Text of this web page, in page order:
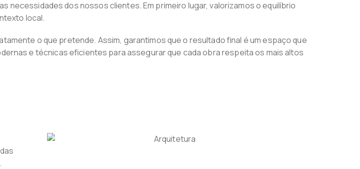
dos nossos clientes. Em primeiro lugar, valorizamos o equilíbrio
local.
o que pretende. Assim, garantimos que o resultado final é um espaço que
e técnicas eficientes para assegurar que cada obra respeita os mais altos